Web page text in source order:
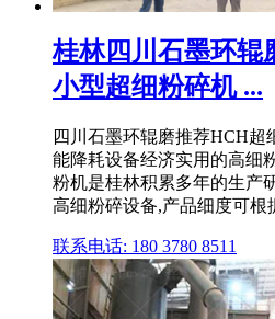
桂林四川石墨环辊
小型超细粉碎机 ...
四川石墨环辊磨推荐HCH
能降耗设备经济实用的高细
粉机是桂林积累多年的生产
高细粉碎设备,产品细度可根
联系电话: 180 3780 8511